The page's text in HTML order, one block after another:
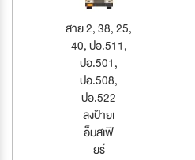
สาย 2, 38, 25,
40, ปอ.511,
ปอ.501,
ปอ.508,
ปอ.522
ลงป้ายเ
อ็มสเฟี
ยร์